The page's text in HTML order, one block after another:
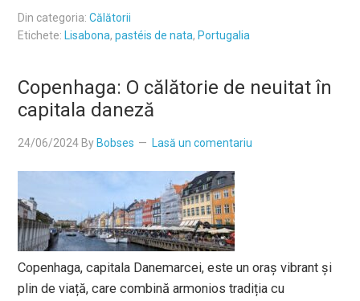
Din categoria:Călătorii
Etichete: Lisabona,pastéis de nata, Portugalia
Copenhaga: O călătorie de neuitat în
capitala daneză
24/06/2024 By Bobses Lasă un comentariu
Copenhaga, capitala Danemarcei, este un oraș vibrant și
plin de viață, care combină armonios tradiția cu